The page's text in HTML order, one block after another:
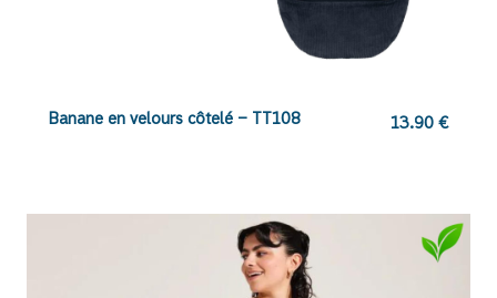
Banane en velours côtelé – TT108 13.90 €